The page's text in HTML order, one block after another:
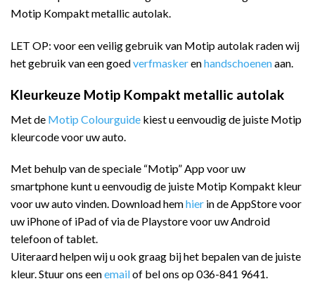
Motip Kompakt metallic autolak.
LET OP: voor een veilig gebruik van Motip autolak raden wij
het gebruik van een goedverfmaskerenhandschoenenaan.
Kleurkeuze Motip Kompakt metallic autolak
Met de Motip Colourguide kiest u eenvoudig de juiste Motip
kleurcode voor uw auto.
Met behulp van de speciale “Motip” App voor uw
smartphone kunt u eenvoudig de juiste Motip Kompakt kleur
voor uw auto vinden. Download hemhier in de AppStore voor
uw iPhone of iPad of via de Playstore voor uw Android
telefoon of tablet.
Uiteraard helpen wij u ook graag bij het bepalen van de juiste
kleur. Stuur ons eenemailof bel ons op 036-841 9641.